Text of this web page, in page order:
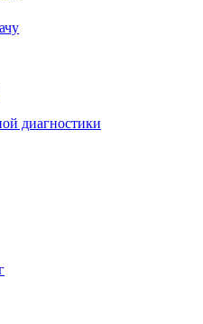
диагностики